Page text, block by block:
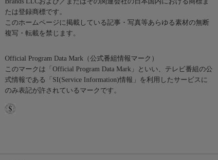
たは登録商標です。
このホームページに掲載している記事・写真等あらゆる素材の無断
複写・転載を禁じます。
Official Program Data Mark（公式番組情報マーク）
このマークは「Official Program Data Mark」といい、テレビ番組の公
式情報である「SI(Service Information)情報」を利用したサービスに
のみ表記が許されているマークです。